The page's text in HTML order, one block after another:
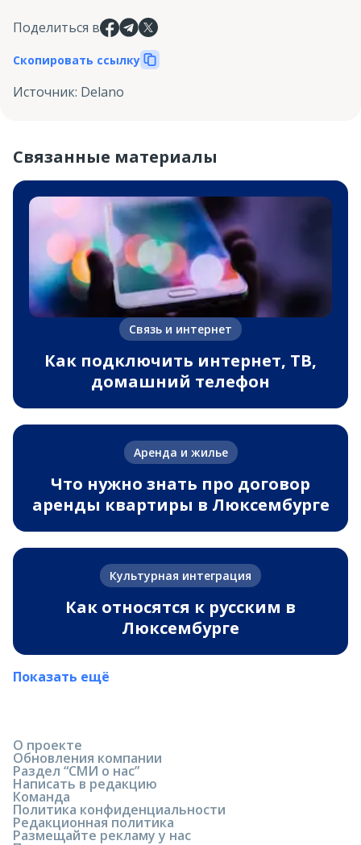
Поделиться в
Скопировать ссылку
Источник: Delano
Связанные материалы
Связь и интернет
Как подключить интернет, ТВ,
домашний телефон
Аренда и жилье
Что нужно знать про договор
аренды квартиры в Люксембурге
Культурная интеграция
Как относятся к русским в
Люксембурге
Показать ещё
О проекте
Обновления компании
Раздел “СМИ о нас”
Написать в редакцию
Команда
Политика конфиденциальности
Редакционная политика
Размещайте рекламу у нас